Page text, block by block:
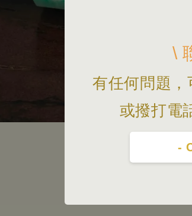
\
有任何問題，
或撥打電
-